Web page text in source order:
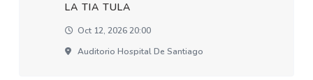
LA TIA TULA
Oct 12, 2026 20:00
Auditorio Hospital De Santiago